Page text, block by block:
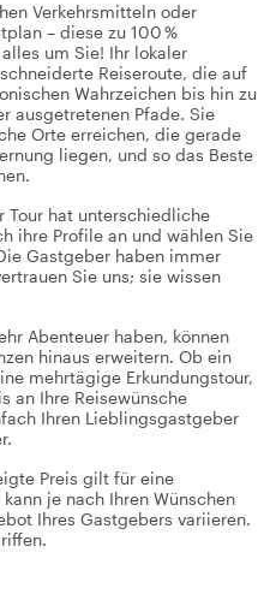
Verkehrsmitteln oder
– diese zu 100 %
um Sie! Ihr lokaler
Reiseroute, die auf
Wahrzeichen bis hin zu
ausgetretenen Pfade. Sie
Orte erreichen, die gerade
liegen, und so das Beste
Tour hat unterschiedliche
ihre Profile an und wählen Sie
Gastgeber haben immer
Sie uns; sie wissen
Abenteuer haben, können
hinaus erweitern. Ob ein
mehrtägige Erkundungstour,
an Ihre Reisewünsche
Ihren Lieblingsgastgeber
Preis gilt für eine
je nach Ihren Wünschen
Ihres Gastgebers variieren.